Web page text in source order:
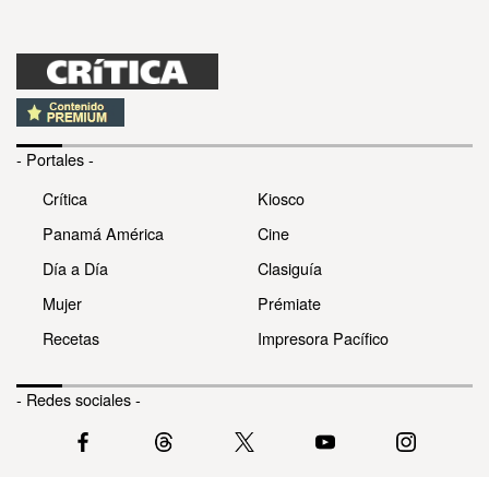
- Portales -
Crítica
Panamá América
Día a Día
Mujer
Recetas
Kiosco
Cine
Clasiguía
Prémiate
Impresora Pacífico
- Redes sociales -